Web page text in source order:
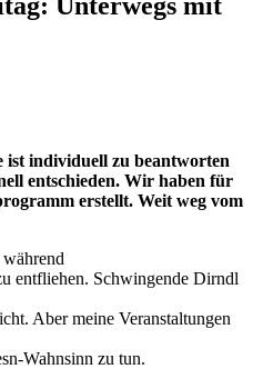
ist individuell zu beantworten
entschieden. Wir haben für
erstellt. Weit weg vom
entfliehen. Schwingende Dirndl
Aber meine Veranstaltungen
Wahnsinn zu tun.